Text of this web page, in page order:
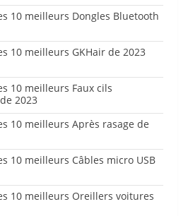
10 meilleurs Dongles Bluetooth
10 meilleurs GKHair de 2023
10 meilleurs Faux cils
2023
10 meilleurs Après rasage de
10 meilleurs Câbles micro USB
10 meilleurs Oreillers voitures